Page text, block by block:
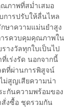
ภาพที่สม่ำเสมอ
การปรับให้ลื่นไหล
ษาความแม่นยำสูง
ารควบคุมคุณภาพใน
างวัลทุกใบเป็นไป
เร่งรัด นอกจากนี้
ที่ผ่านการพิสูจน์
ม่สูญเสียความน่า
ะกันความพร้อมของ
สั่งซื้อ ชุดรวมกัน